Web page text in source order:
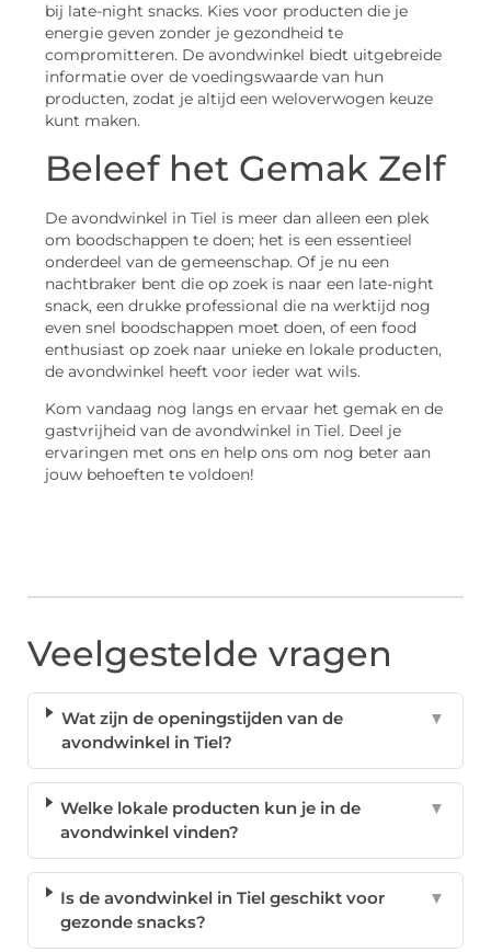
bij late-night snacks. Kies voor producten die je
energie geven zonder je gezondheid te
compromitteren. De avondwinkel biedt uitgebreide
informatie over de voedingswaarde van hun
producten, zodat je altijd een weloverwogen keuze
kunt maken.
Beleef het Gemak Zelf
De avondwinkel in Tiel is meer dan alleen een plek
om boodschappen te doen; het is een essentieel
onderdeel van de gemeenschap. Of je nu een
nachtbraker bent die op zoek is naar een late-night
snack, een drukke professional die na werktijd nog
even snel boodschappen moet doen, of een food
enthusiast op zoek naar unieke en lokale producten,
de avondwinkel heeft voor ieder wat wils.
Kom vandaag nog langs en ervaar het gemak en de
gastvrijheid van de avondwinkel in Tiel. Deel je
ervaringen met ons en help ons om nog beter aan
jouw behoeften te voldoen!
Veelgestelde vragen
Wat zijn de openingstijden van de
avondwinkel in Tiel?
▼
Welke lokale producten kun je in de
avondwinkel vinden?
▼
Is de avondwinkel in Tiel geschikt voor
gezonde snacks?
▼